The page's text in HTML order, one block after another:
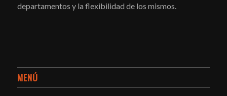
departamentos y la flexibilidad de los mismos.
MENÚ